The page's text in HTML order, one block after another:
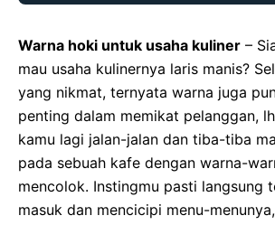
Warna hoki untuk usaha kuliner –
mau usaha kulinernya laris manis?
yang nikmat, ternyata warna juga
penting dalam memikat pelanggan,
kamu lagi jalan-jalan dan tiba-tiba
pada sebuah kafe dengan warna-
mencolok. Instingmu pasti langsung
masuk dan mencicipi menu-